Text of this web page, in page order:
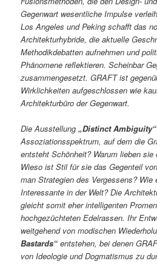
Gegenwart wesentliche Impulse
Los Angeles und Peking schafft das
Architekturhybride, die aktuelle
Methodikdebatten aufnehmen und
Phänomene reflektieren. Scheinbar
zusammengesetzt. GRAFT ist
Wirklichkeiten aufgeschlossen wie
Architekturbüro der Gegenwart.
Die Ausstellung„Distinct
Assoziationsspektrum, auf dem die
entsteht Schönheit? Warum lieben
Wieso ist Stil für sie das Gegenteil
man Strategien des Vergessens?
Interessante in der Welt? Die
gleicht somit eher intelligenten
hochgezüchteten Edelrassen. Ihr
weitgehend von modischen
Bastards“ entstehen, bei denen
von Ideologie und Dogmatismus zu